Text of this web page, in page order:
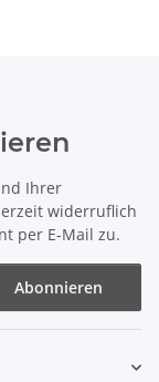
Ihrer
widerruflich
per E-Mail zu.
Abonnieren